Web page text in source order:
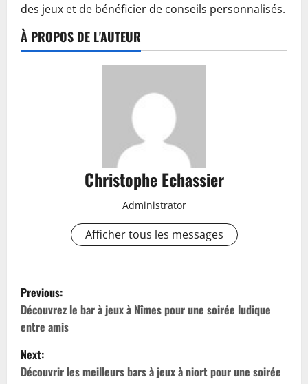
des jeux et de bénéficier de conseils personnalisés.
À PROPOS DE L'AUTEUR
Christophe Echassier
Administrator
Afficher tous les messages
P
o
s
t
Previous:
Découvrez le bar à jeux à Nîmes pour une soirée ludique
entre amis
Next:
Découvrir les meilleurs bars à jeux à niort pour une soirée